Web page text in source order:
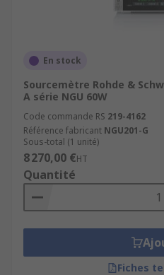
En stock
Sourcemètre Rohde &
A série NGU 60W
Code commande RS 219-4162
Référence fabricant NGU201-G
Sous-total (1 unité)
8 270,00 €HT
Quantité
Fiches